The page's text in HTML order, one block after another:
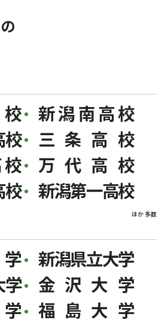
新潟南高校
校
三条高校
校 万代高校
校
新潟第一高校
ほか 多数
新潟県立大学
学
金沢大学
福島大学